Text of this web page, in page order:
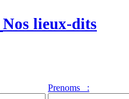
Nos lieux-dits
Prenoms :